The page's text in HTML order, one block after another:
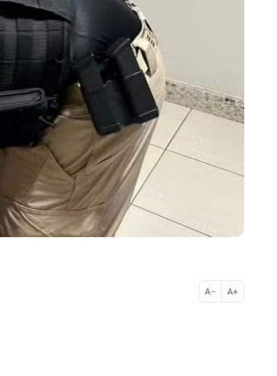
A− A+
Normal